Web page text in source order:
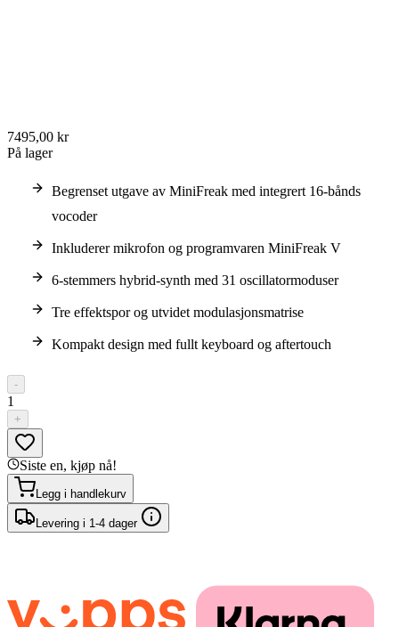
7495,00 kr
På lager
Begrenset utgave av MiniFreak med integrert 16-bånds
vocoder
Inkluderer mikrofon og programvaren MiniFreak V
6-stemmers hybrid-synth med 31 oscillatormoduser
Tre effektspor og utvidet modulasjonsmatrise
Kompakt design med fullt keyboard og aftertouch
-
1
+
Siste en, kjøp nå!
Legg i handlekurv
Levering i 1-4 dager